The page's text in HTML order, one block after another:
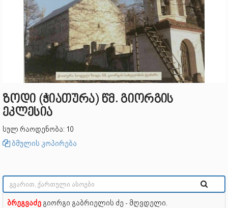
ზოდი (ჭიათურა) წმ. გიორგის
ეკლესია
სულ რაოდენობა: 10
ბმულის კოპირება
ბრეგვაძე გიორგი გაბრიელის ძე - მღვდელი.